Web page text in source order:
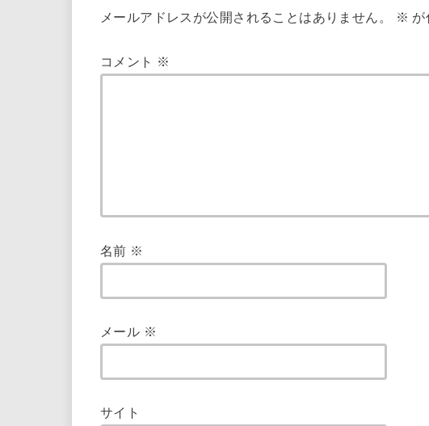
メールアドレスが公開されることはありません。 ※ が
コメント ※
名前 ※
メール ※
サイト